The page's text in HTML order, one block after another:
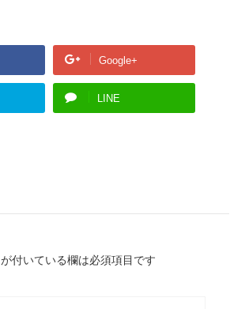
Google+
LINE
が付いている欄は必須項目です